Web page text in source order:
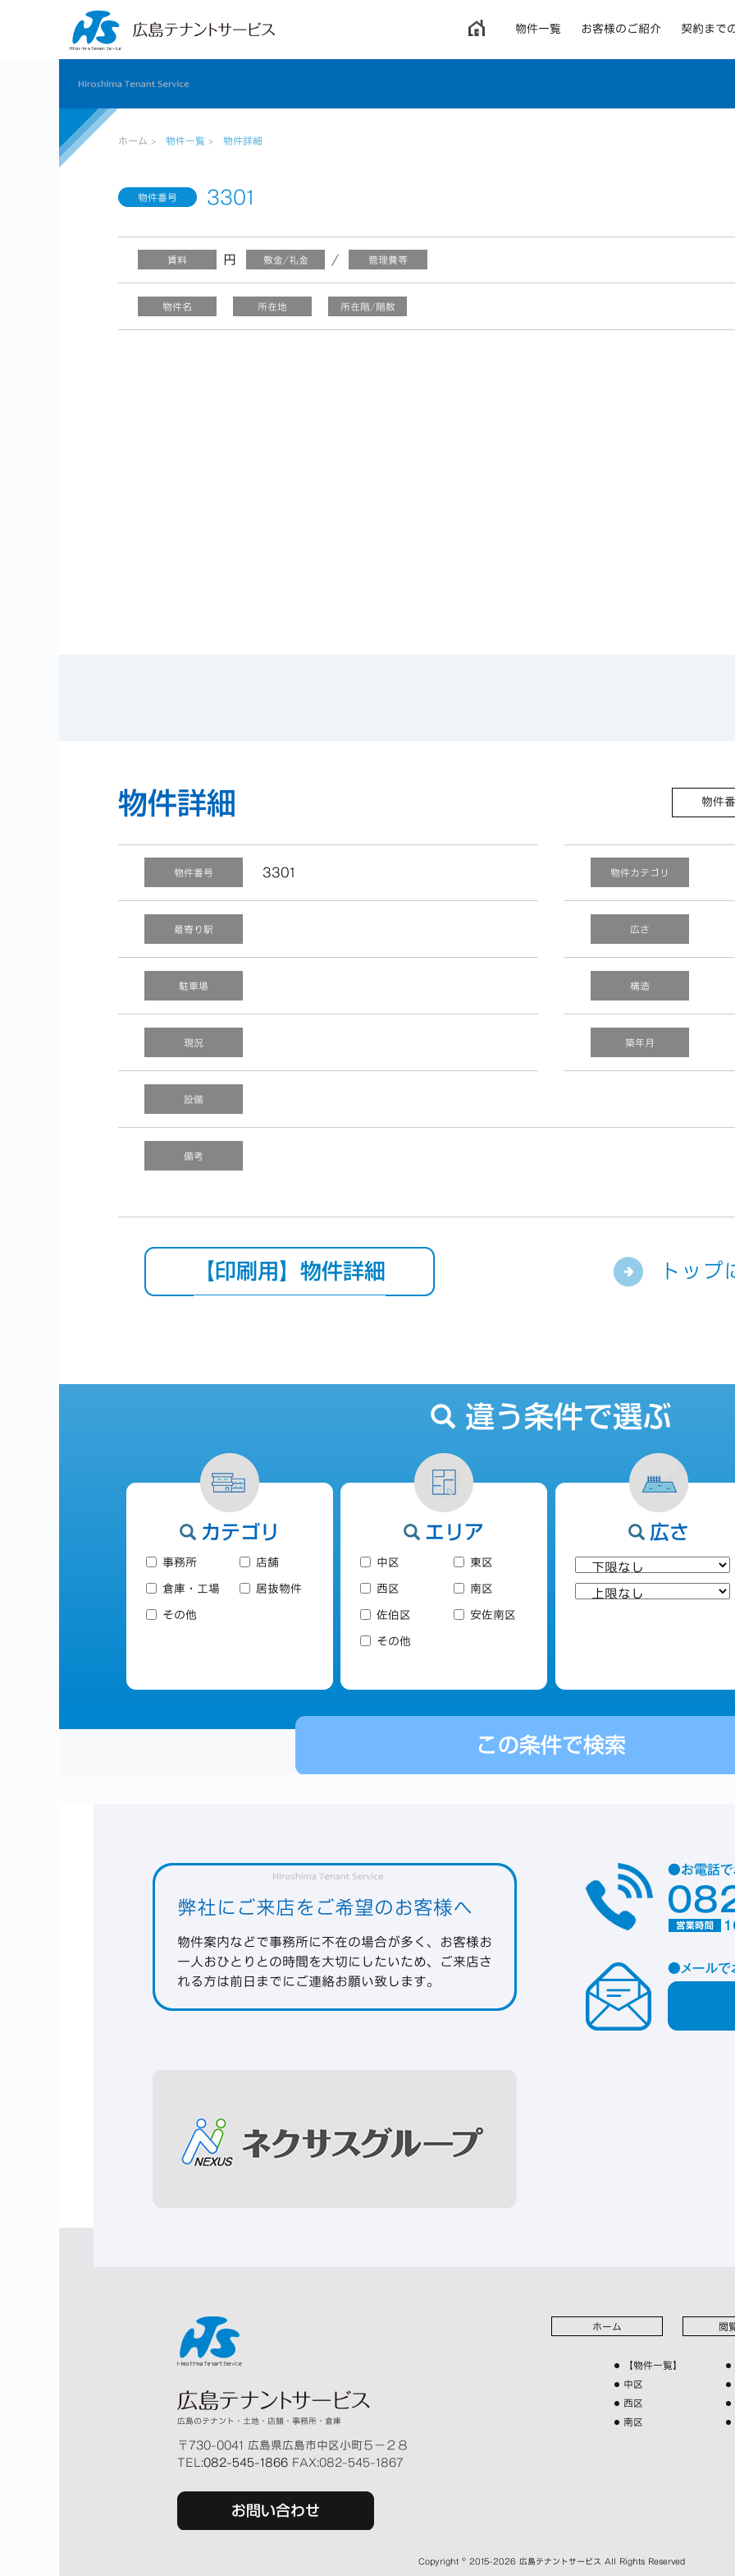
ホ
ム
物件一覧 お客様のご紹介 契約まで
ホーム > 物件一覧 > 物件詳細
物件番号 3301
賃料 円 敷金/礼金 / 管理費等
物件名 所在地 所在階/階数
物件詳細 物件
物件番号 3301 物件カテゴリ
最寄り駅 広さ
駐車場 構造
現況 築年月
設備
備考
【印刷用】物件詳細 トップ
違う条件で選ぶ
カテゴリ
事務所 店舗
倉庫・工場 居抜物件
その他
エリア
中区 東区
西区 南区
佐伯区 安佐南区
その他
広さ
この条件で検索
弊社にご来店をご希望のお客様へ
物件案内などで事務所に不在の場合が多く、お客様お
一人おひとりとの時間を大切にしたいため、ご来店さ
れる方は前日までにご連絡お願い致します。
メ
フ
ホーム 閲
広島のテナント・土地・店舗・事務所・倉庫
〒 730-0041 広島県広島市中区小町５－２８
TEL:082-545-1866 FAX:082-545-1867
お問い合わせ
【物件一覧】
中区
西区
南区
Copyright © 2015-2026 広島テナントサービス All Rights Reserved